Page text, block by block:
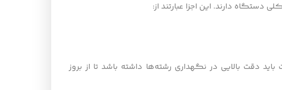
دارند. این اجزا عبارتند از:
دقت بالایی در نگهداری رشته‌ها داشته باشد تا از بروز